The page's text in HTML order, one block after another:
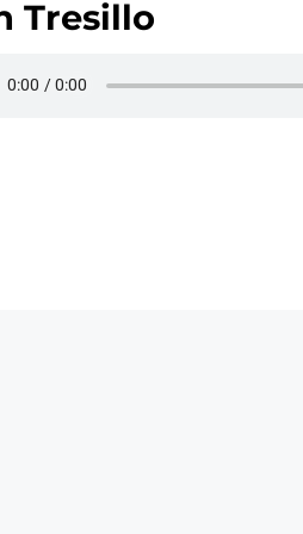
Tresillo